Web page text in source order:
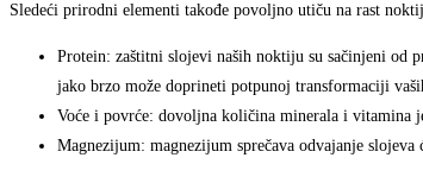
Sledeći prirodni elementi takođe povoljno utiču na rast
Protein: zaštitni slojevi naših noktiju su sačinjeni
jako brzo može doprineti potpunoj transformaciji
Voće i povrće: dovoljna količina minerala i vitamina
Magnezijum: magnezijum sprečava odvajanje